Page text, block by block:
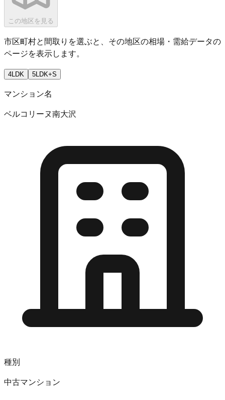
この地区を見る
市区町村と間取りを選ぶと、その地区の相場・需給データの
ページを表示します。
4LDK 5LDK+S
マンション名
ベルコリーヌ南大沢
種別
中古マンション